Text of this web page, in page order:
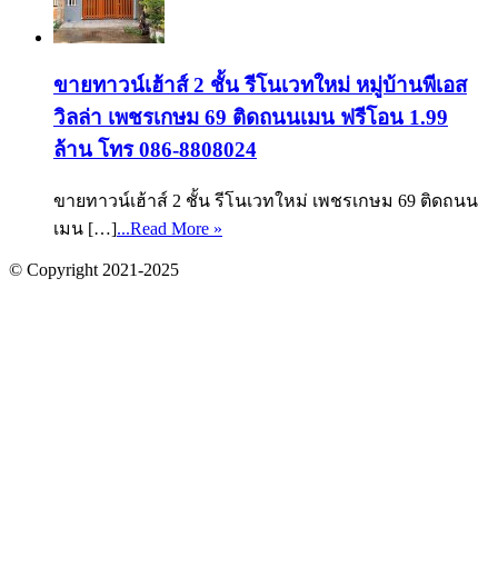
ขายทาวน์เฮ้าส์ 2 ชั้น รีโนเวทใหม่ หมู่บ้านพีเอส
วิลล่า เพชรเกษม 69 ติดถนนเมน ฟรีโอน 1.99
ล้าน โทร 086-8808024
ขายทาวน์เฮ้าส์ 2 ชั้น รีโนเวทใหม่ เพชรเกษม 69 ติดถนน
เมน […]...Read More »
© Copyright 2021-2025